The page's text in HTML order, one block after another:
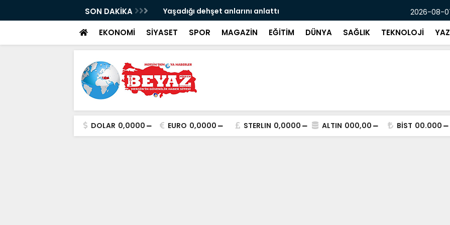
SON DAKİKA
şüphelisi tutuklandı Yaşadığı dehşet anlarını anlattı Otomobil
2026-08-
EKONOMİ SİYASET SPOR MAGAZİN EĞİTİM DÜNYA SAĞLIK TEKNOLOJİ
DOLAR 0,0000 EURO 0,0000 STERLIN 0,0000 ALTIN 000,00 BİST 00.000